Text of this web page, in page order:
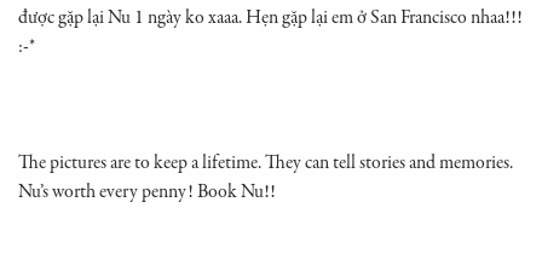
được gặp lại Nu 1 ngày ko xaaa. Hẹn gặp lại em ở San Francisco nhaa!!!
:-*
The pictures are to keep a lifetime. They can tell stories and memories.
Nu’s worth every penny! Book Nu!!